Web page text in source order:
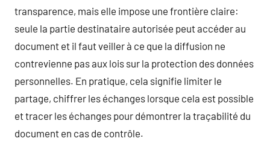
transparence, mais elle impose une frontière claire:
seule la partie destinataire autorisée peut accéder au
document et il faut veiller à ce que la diffusion ne
contrevienne pas aux lois sur la protection des données
personnelles. En pratique, cela signifie limiter le
partage, chiffrer les échanges lorsque cela est possible
et tracer les échanges pour démontrer la traçabilité du
document en cas de contrôle.